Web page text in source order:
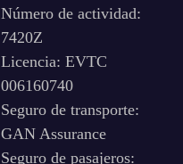
Número de actividad:
7420Z
Licencia: EVTC
006160740
Seguro de transporte:
GAN Assurance
Seguro de pasajeros: